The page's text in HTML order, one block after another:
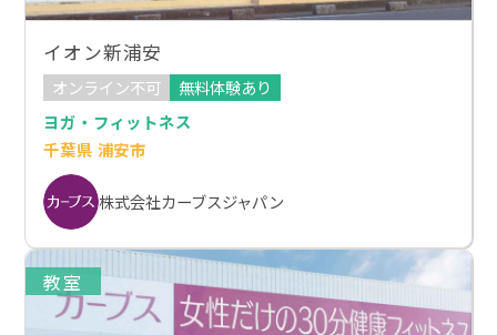
イオン新浦安
オンライン不可
無料体験あり
ヨガ・フィットネス
千葉県 浦安市
株式会社カーブスジャパン
教室